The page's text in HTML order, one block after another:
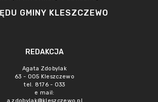
GMINY KLESZCZEWO
REDAKCJA
Agata Zdobylak
63 - 005 Kleszczewo
tel. 8176 - 033
e mail: